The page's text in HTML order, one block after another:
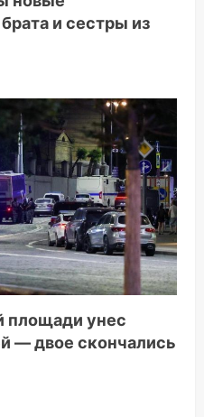
и сестры из
площади унес
— двое скончались